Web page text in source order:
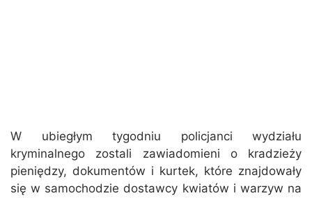
W ubiegłym tygodniu policjanci wydziału
kryminalnego zostali zawiadomieni o kradzieży
pieniędzy, dokumentów i kurtek, które znajdowały
się w samochodzie dostawcy kwiatów i warzyw na